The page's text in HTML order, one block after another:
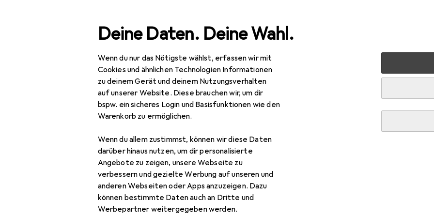
Deine Daten. Deine Wahl.
Wenn du nur das Nötigste wählst, erfassen wir mit
Cookies und ähnlichen Technologien Informationen
zu deinem Gerät und deinem Nutzungsverhalten
auf unserer Website. Diese brauchen wir, um dir
bspw. ein sicheres Login und Basisfunktionen wie den
Warenkorb zu ermöglichen.
Wenn du allem zustimmst, können wir diese Daten
darüber hinaus nutzen, um dir personalisierte
Angebote zu zeigen, unsere Webseite zu
verbessern und gezielte Werbung auf unseren und
anderen Webseiten oder Apps anzuzeigen. Dazu
können bestimmte Daten auch an Dritte und
Werbepartner weitergegeben werden.
Navigation nach KategorienBaumarkt + Garten Werkzeug + Werkstatt